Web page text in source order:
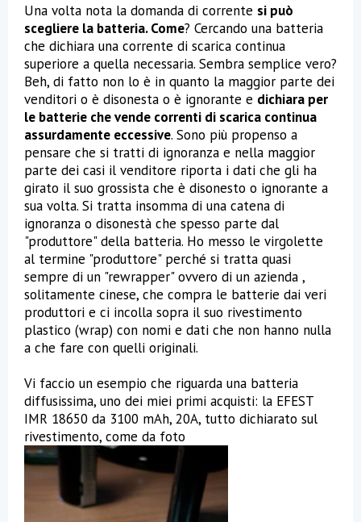
Una volta nota la domanda di corrente si può
scegliere la batteria. Come? Cercando una batteria
che dichiara una corrente di scarica continua
superiore a quella necessaria. Sembra semplice vero?
Beh, di fatto non lo è in quanto la maggior parte dei
venditori o è disonesta o è ignorante e dichiara per
le batterie che vende correnti di scarica continua
assurdamente eccessive. Sono più propenso a
pensare che si tratti di ignoranza e nella maggior
parte dei casi il venditore riporta i dati che gli ha
girato il suo grossista che è disonesto o ignorante a
sua volta. Si tratta insomma di una catena di
ignoranza o disonestà che spesso parte dal
"produttore" della batteria. Ho messo le virgolette
al termine "produttore" perché si tratta quasi
sempre di un "rewrapper" ovvero di un azienda ,
solitamente cinese, che compra le batterie dai veri
produttori e ci incolla sopra il suo rivestimento
plastico (wrap) con nomi e dati che non hanno nulla
a che fare con quelli originali.
Vi faccio un esempio che riguarda una batteria
diffusissima, uno dei miei primi acquisti: la EFEST
IMR 18650 da 3100 mAh, 20A, tutto dichiarato sul
rivestimento, come da foto